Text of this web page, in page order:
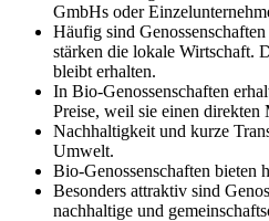
GmbHs oder
Häufig sind
stärken die lokale Wirtschaft.
bleibt erhalten.
In Bio-Genossenschaften
Preise, weil sie einen direkten
Nachhaltigkeit und kurze
Umwelt.
Bio-Genossenschaften bieten
Besonders attraktiv sind
nachhaltige und